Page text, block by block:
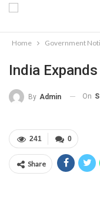
Home Government
India
By Admin On
0
241
Share